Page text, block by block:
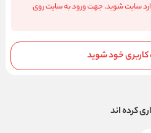
سایت شوید. جهت ورود به سایت روی
خود شوید
کرده اند